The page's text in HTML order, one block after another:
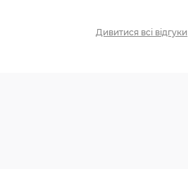
Дивитися всі відгуки